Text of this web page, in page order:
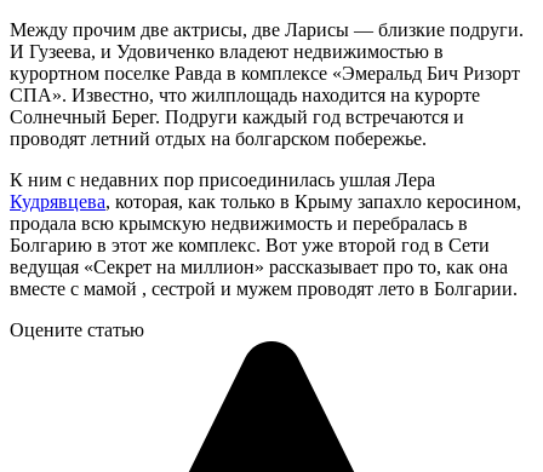
Между прочим две актрисы, две Ларисы — близкие подруги.
И Гузеева, и Удовиченко владеют недвижимостью в
курортном поселке Равда в комплексе «Эмеральд Бич Ризорт
СПА». Известно, что жилплощадь находится на курорте
Солнечный Берег. Подруги каждый год встречаются и
проводят летний отдых на болгарском побережье.
К ним с недавних пор присоединилась ушлая Лера
Кудрявцева, которая, как только в Крыму запахло керосином,
продала всю крымскую недвижимость и перебралась в
Болгарию в этот же комплекс. Вот уже второй год в Сети
ведущая «Секрет на миллион» рассказывает про то, как она
вместе с мамой , сестрой и мужем проводят лето в Болгарии.
Оцените статью